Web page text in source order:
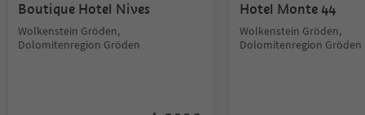
Boutique Hotel Nives
Wolkenstein Gröden,
Dolomitenregion Gröden
Hotel Monte 44
Wolkenstein Gröden,
Dolomitenregion Gröden